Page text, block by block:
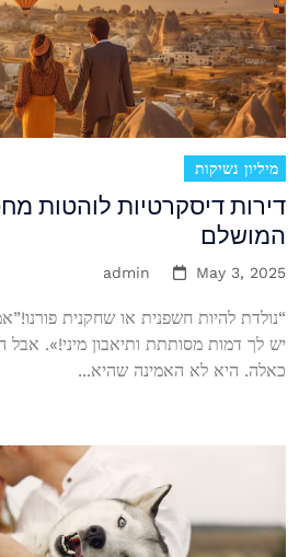
מיליון נשיקות
דירות דיסקרטיות לוהטות
המושלם
admin May 3, 2025
“נולדת להיות חשפנית או שחקנית
יש לך דמות מסותתת ותיאבון מיני!».
כאלה. היא לא האמינה שהיא...